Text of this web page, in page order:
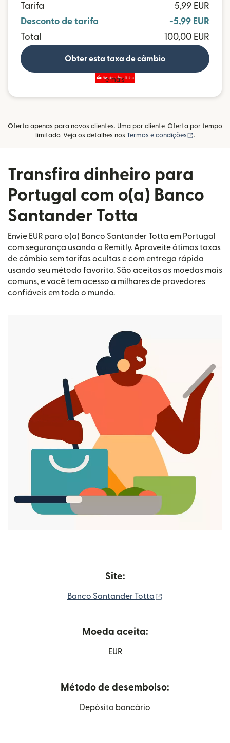
Tarifa
5,99 EUR
Desconto de tarifa
-5,99 EUR
Total
100,00 EUR
Obter esta taxa de câmbio
e mais
Oferta apenas para novos clientes. Uma por cliente. Oferta por tempo
limitado. Veja os detalhes nos Termos e condições (abre em
.
Transfira dinheiro para
Portugal com o(a) Banco
Santander Totta
Envie EUR para o(a) Banco Santander Totta em Portugal
com segurança usando a Remitly. Aproveite ótimas taxas
de câmbio sem tarifas ocultas e com entrega rápida
usando seu método favorito. São aceitas as moedas mais
comuns, e você tem acesso a milhares de provedores
confiáveis em todo o mundo.
Site:
Banco Santander Totta
Moeda aceita:
EUR
Método de desembolso:
Depósito bancário